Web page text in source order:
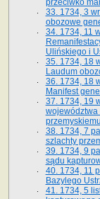
przeciwko
33. 1734, 3
obozowe
34. 1734, 11
Ulińskiego i
35. 1734, 18
Laudum
36. 1734, 18
Manifest
37. 1734, 19
województwa
przemyskiemu
38. 1734, 7
szlachty
39. 1734, 9
sądu
40. 1734, 11
Bazylego
41. 1734, 5